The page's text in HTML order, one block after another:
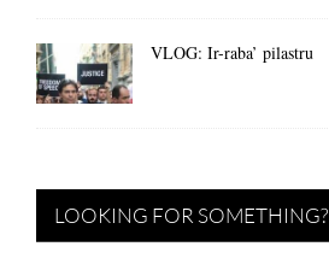
VLOG: Ir-raba’ pilastru
LOOKING FOR SOMETHING?